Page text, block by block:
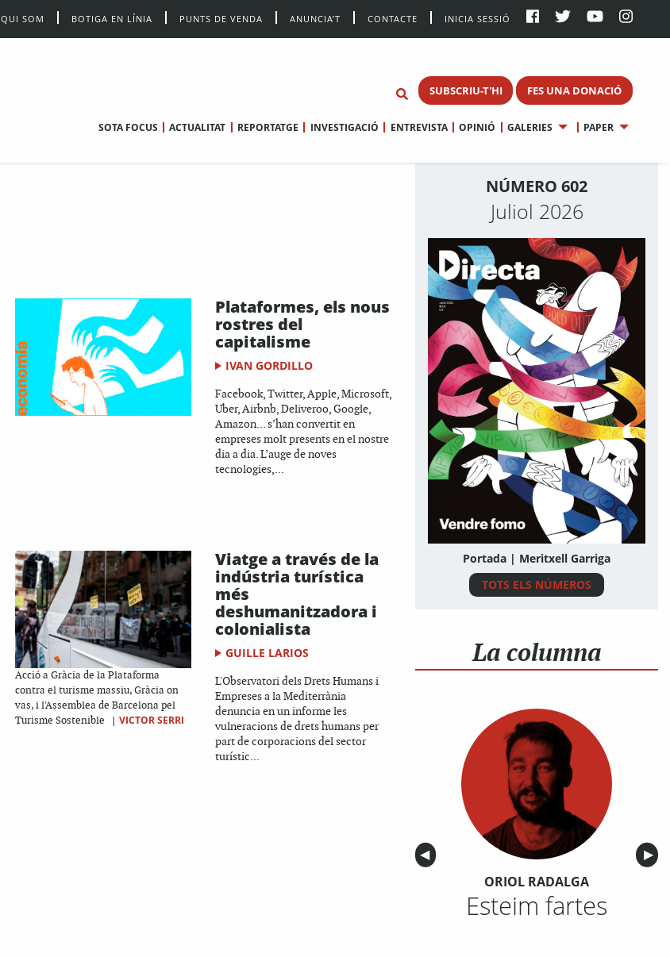
QUI SOM BOTIGA EN LÍNIA PUNTS DE VENDA ANUNCIA’T CONTACTE INICIA SESSIÓ
SUBSCRIU-T'HI FES UNA DONACIÓ
SOTA FOCUS ACTUALITAT REPORTATGE INVESTIGACIÓ ENTREVISTA OPINIÓ GALERIES PAPER
Plataformes, els nous
rostres del
capitalisme
IVAN GORDILLO
Facebook, Twitter, Apple, Microsoft,
Uber, Airbnb, Deliveroo, Google,
Amazon… s’han convertit en
empreses molt presents en el nostre
dia a dia. L’auge de noves
tecnologies,...
Acció a Gràcia de la Plataforma
contra el turisme massiu, Gràcia on
vas, i l'Assemblea de Barcelona pel
Turisme Sostenible
| VICTOR SERRI
Viatge a través de la
indústria turística
més
deshumanitzadora i
colonialista
GUILLE LARIOS
L'Observatori dels Drets Humans i
Empreses a la Mediterrània
denuncia en un informe les
vulneracions de drets humans per
part de corporacions del sector
turístic...
NÚMERO 602
Juliol 2026
Portada | Meritxell Garriga
TOTS ELS NÚMEROS
La columna
Anterior
◀︎ ▶︎
ORIOL RADALGA
Esteim fartes